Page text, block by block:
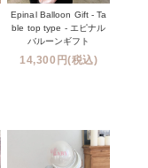
Epinal Balloon Gift - Ta
ble top type - エピナル
バルーンギフト
14,300円(税込)